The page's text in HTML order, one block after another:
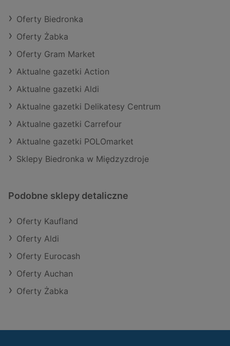
Oferty Biedronka
Oferty Żabka
Oferty Gram Market
Aktualne gazetki Action
Aktualne gazetki Aldi
Aktualne gazetki Delikatesy Centrum
Aktualne gazetki Carrefour
Aktualne gazetki POLOmarket
Sklepy Biedronka w Międzyzdroje
Podobne sklepy detaliczne
Oferty Kaufland
Oferty Aldi
Oferty Eurocash
Oferty Auchan
Oferty Żabka